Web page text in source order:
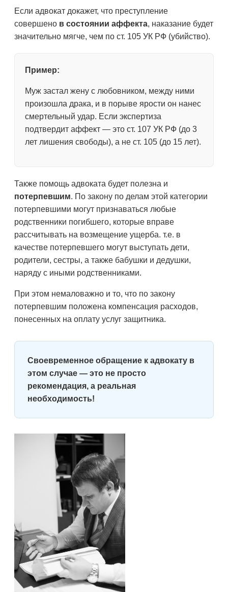
Если адвокат докажет, что преступление
совершено в состоянии аффекта, наказание будет
значительно мягче, чем по ст. 105 УК РФ (убийство).
Пример:
Муж застал жену с любовником, между ними
произошла драка, и в порыве ярости он нанес
смертельный удар. Если экспертиза
подтвердит аффект — это ст. 107 УК РФ (до 3
лет лишения свободы), а не ст. 105 (до 15 лет).
Также помощь адвоката будет полезна и
потерпевшим. По закону по делам этой категории
потерпевшими могут признаваться любые
родственники погибшего, которые вправе
рассчитывать на возмещение ущерба. т.е. в
качестве потерпевшего могут выступать дети,
родители, сестры, а также бабушки и дедушки,
наряду с иными родственниками.
При этом немаловажно и то, что по закону
потерпевшим положена компенсация расходов,
понесенных на оплату услуг защитника.
Своевременное обращение к адвокату в
этом случае — это не просто
рекомендация, а реальная
необходимость!